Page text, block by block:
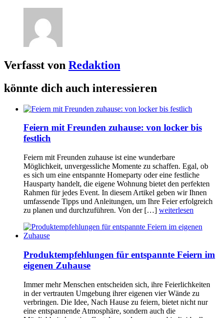
Verfasst von Redaktion
könnte dich auch interessieren
Feiern mit Freunden zuhause: von locker bis
festlich
Feiern mit Freunden zuhause ist eine wunderbare
Möglichkeit, unvergessliche Momente zu schaffen. Egal, ob
es sich um eine entspannte Homeparty oder eine festliche
Hausparty handelt, die eigene Wohnung bietet den perfekten
Rahmen für jedes Event. In diesem Artikel geben wir Ihnen
umfassende Tipps und Anleitungen, um Ihre Feier erfolgreich
zu planen und durchzuführen. Von der […] weiterlesen
Produktempfehlungen für entspannte Feiern im
eigenen Zuhause
Immer mehr Menschen entscheiden sich, ihre Feierlichkeiten
in der vertrauten Umgebung ihrer eigenen vier Wände zu
verbringen. Die Idee, Nach Hause zu feiern, bietet nicht nur
eine entspannende Atmosphäre, sondern auch die